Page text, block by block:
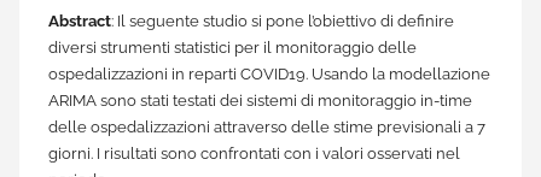
Abstract: Il seguente studio si pone l’obiettivo di definire
diversi strumenti statistici per il monitoraggio delle
ospedalizzazioni in reparti COVID19. Usando la modellazione
ARIMA sono stati testati dei sistemi di monitoraggio in-time
delle ospedalizzazioni attraverso delle stime previsionali a 7
giorni. I risultati sono confrontati con i valori osservati nel